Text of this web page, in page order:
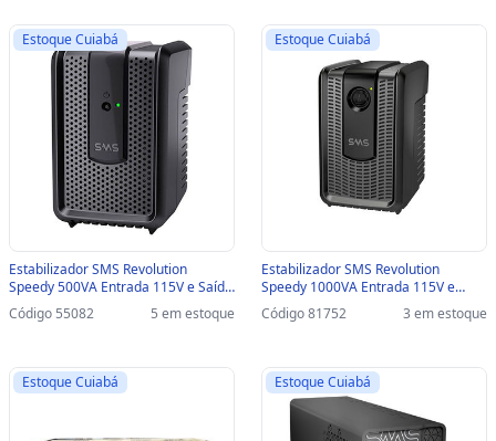
Estoque Cuiabá
Estabilizador SMS Revolution
Speedy 500VA Entrada 115V e Saída
115V - 15971 - 15971
Código 55082 5 em estoque
Estoque Cuiabá
Estabilizador SMS Revolution
Speedy 1000VA Entrada 115V e
Saída 115V - 16621 - 16621
Código 81752 3 em estoque
Estoque Cuiabá Estoque Cuiabá